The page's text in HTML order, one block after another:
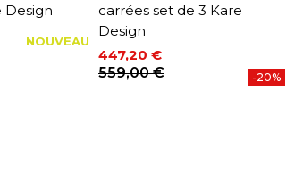
Design
NOUVEAU
carrées set de 3 Kare
Design
Prix
447,20 €
Prix de base
559,00 € -20%